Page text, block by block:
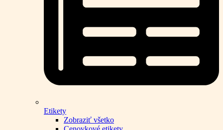
Etikety
Zobraziť všetko